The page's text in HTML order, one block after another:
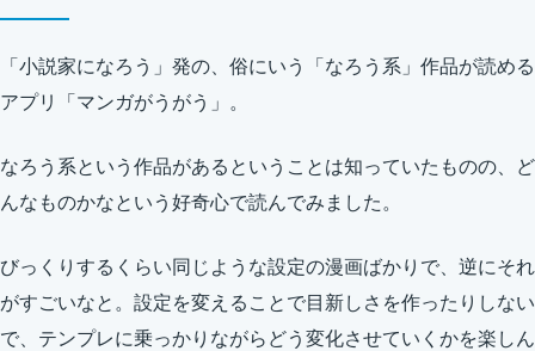
「小説家になろう」発の、俗にいう「なろう系」作品が読める
アプリ「マンガがうがう」。
なろう系という作品があるということは知っていたものの、ど
んなものかなという好奇心で読んでみました。
びっくりするくらい同じような設定の漫画ばかりで、逆にそれ
がすごいなと。設定を変えることで目新しさを作ったりしない
で、テンプレに乗っかりながらどう変化させていくかを楽しん